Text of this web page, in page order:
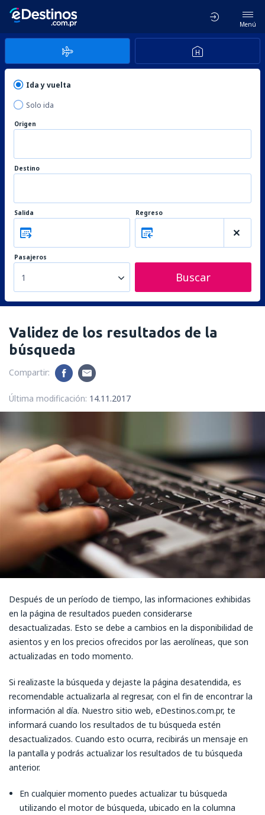
Menú
Ida y vuelta
Solo ida
Origen
Destino
Salida Regreso
Pasajeros
1 Buscar
Validez de los resultados de la
búsqueda
Compartir:
Última modificación: 14.11.2017
Después de un período de tiempo, las informaciones exhibidas
en la página de resultados pueden considerarse
desactualizadas. Esto se debe a cambios en la disponibilidad de
asientos y en los precios ofrecidos por las aerolíneas, que son
actualizadas en todo momento.
Si realizaste la búsqueda y dejaste la página desatendida, es
recomendable actualizarla al regresar, con el fin de encontrar la
información al día. Nuestro sitio web, eDestinos.com.pr, te
informará cuando los resultados de tu búsqueda estén
desactualizados. Cuando esto ocurra, recibirás un mensaje en
la pantalla y podrás actualizar los resultados de tu búsqueda
anterior.
En cualquier momento puedes actualizar tu búsqueda
utilizando el motor de búsqueda, ubicado en la columna